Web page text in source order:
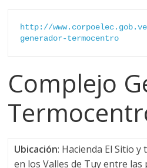
p
o
s
y
M
http://
generador-termocentro
Complejo
Ubicación: Hacienda El Sitio y
en los Valles de Tuy entre las